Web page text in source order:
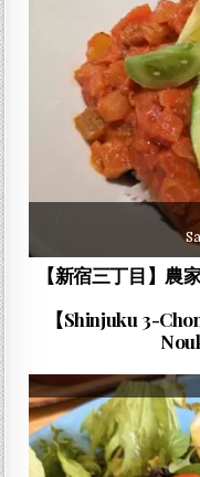
【新宿三丁目】農
【Shinjuku 3-